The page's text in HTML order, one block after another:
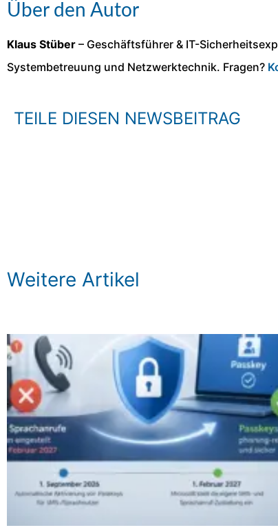
Über den Autor
Klaus Stüber – Geschäftsführer & IT-
Systembetreuung und Netzwerktechnik. Fragen?
TEILE DIESEN NEWSBEITRAG
Weitere Artikel